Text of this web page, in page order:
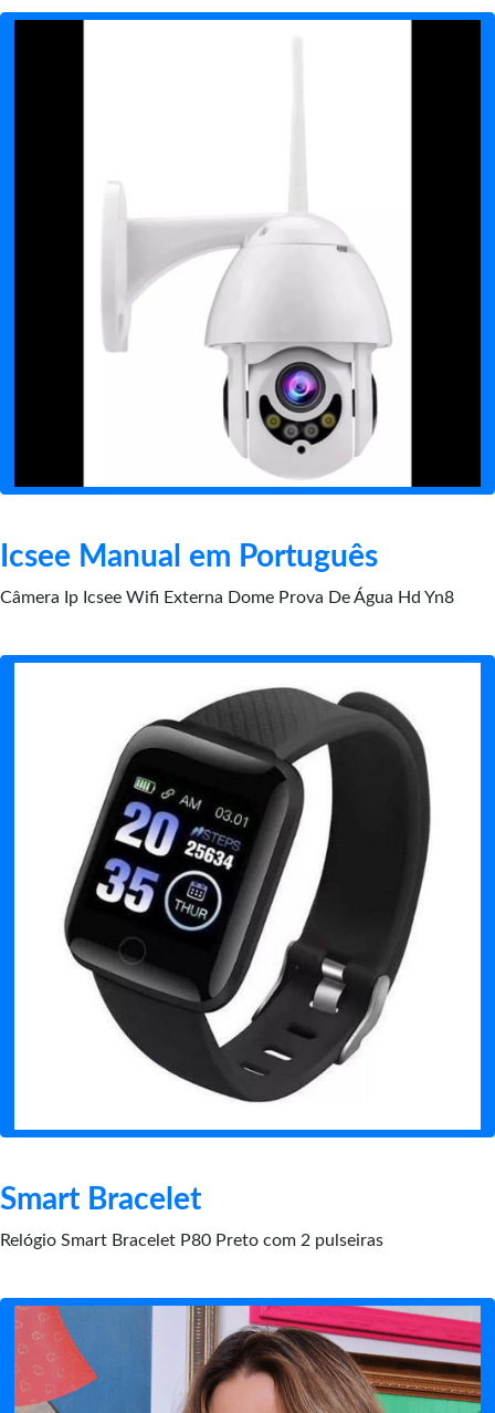
Icsee Manual em Português
Câmera Ip Icsee Wifi Externa Dome Prova De Água Hd Yn8
Smart Bracelet
Relógio Smart Bracelet P80 Preto com 2 pulseiras